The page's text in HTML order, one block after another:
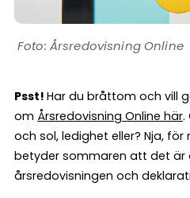
Årsredovisning Online
Psst! Har du bråttom och vill
om Årsredovisning Online här.
och sol, ledighet eller? Nja,
betyder sommaren att det
årsredovisningen och